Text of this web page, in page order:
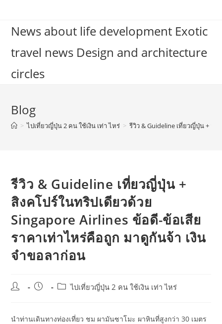
contentNews about life development Exotic
travel news Design and architecture
circles
Blog
> ไปเที่ยวญี่ปุ่น 2 คน ใช้เงิน เท่า ไหร่ > รีวิว & Guideline เที่ยวญี่ปุ่น + สิ
รีวิว & Guideline เที่ยวญี่ปุ่น +
สิงคโปร์ในทริปเดียวด้วย
Singapore Airlines ข้อดี-ข้อเสีย
ราคาเท่าไหร่คือถูก มาดูกันจ้า เงิน
จ๋าขอลาก่อน
Post
Post
Postไปเที่ยวญี่ปุ่น 2 คน ใช้เงิน เท่า ไหร่
นำท่านเดินทางท่องเที่ยว ชม ผามันซาโมะ ผาหินที่สูงกว่า 30 เมตร